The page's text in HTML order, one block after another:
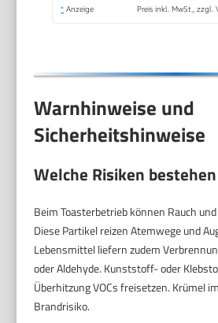
* Anzeige Preis inkl. MwSt., zzgl.
Warnhinweise und
Sicherheitshinweise
Welche Risiken bestehen
Beim Toasterbetrieb können Rauch
Diese Partikel reizen Atemwege und
Lebensmittel liefern zudem
oder Aldehyde. Kunststoff- oder
Überhitzung VOCs freisetzen. Krümel
Brandrisiko.